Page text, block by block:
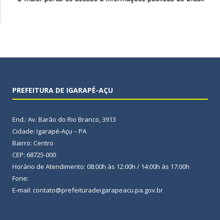
PREFEITURA DE IGARAPÉ-AÇU
End.: Av. Barão do Rio Branco, 3913
Cidade: Igarapé-Açu – PA
Bairro: Centro
CEP: 68725-000
Horário de Atendimento: 08:00h às 12:00h / 14:00h às 17:00h
Fone:
E-mail: contato@prefeituradeigarapeacu.pa.gov.br